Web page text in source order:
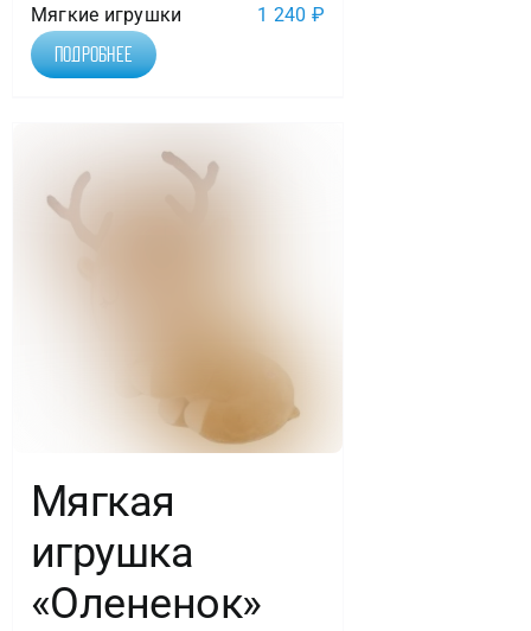
Мягкие игрушки 1 240 ₽
Подробнее
Мягкая
игрушка
«Олененок»